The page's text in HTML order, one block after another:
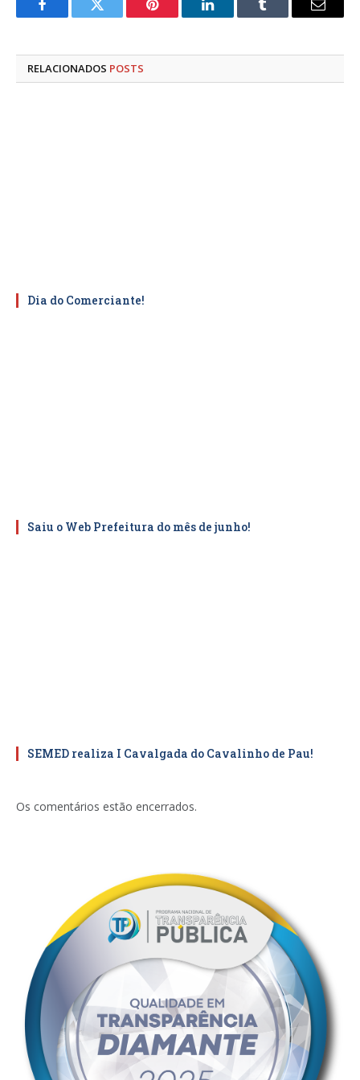
FacebookTwitter Pinterest LinkedInTumblr
E-
RELACIONADOS POSTS
Dia do Comerciante!
Saiu o Web Prefeitura do mês de junho!
SEMED realiza I Cavalgada do Cavalinho de Pau!
Os comentários estão encerrados.